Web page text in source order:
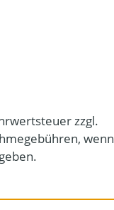
zzgl.
wenn